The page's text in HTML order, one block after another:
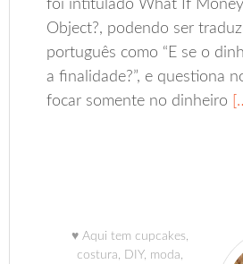
foi intitulado What If
Object?, podendo ser
português como “E se o
a finalidade?”, e questiona
focar somente no dinheiro
♥ Aqui tem cupcakes,
costura, DIY, moda,